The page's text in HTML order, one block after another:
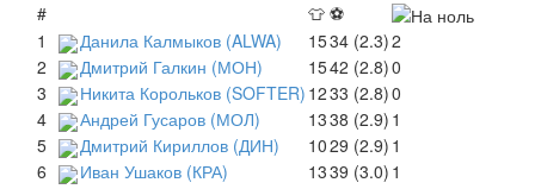
#
👕 ⚽
1
Данила Калмыков (ALWA) 1534 (2.3)2
2
Дмитрий Галкин (МОН) 1542 (2.8)0
3
Никита Корольков (SOFTER) 1233 (2.8)0
4
Андрей Гусаров (МОЛ) 1338 (2.9) 1
5
Дмитрий Кириллов (ДИН) 1029 (2.9) 1
6
Иван Ушаков (КРА) 1339 (3.0) 1